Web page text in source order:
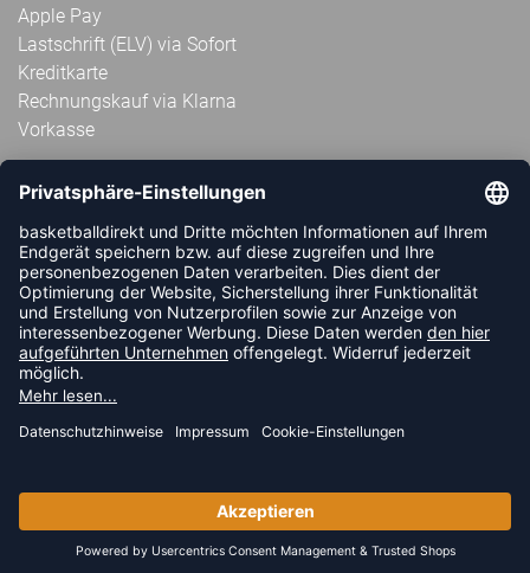
Apple Pay
Lastschrift (ELV) via Sofort
Kreditkarte
Rechnungskauf via Klarna
Vorkasse
ABONNIERE JETZT DEN KOSTENLOSEN
HANDBALLDIREKT-NEWSLETTER UND VERPASSE KEINE
NEUIGKEIT ODER AKTION MEHR.
JETZT ANMELDEN